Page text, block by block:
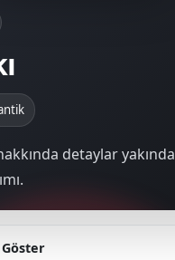
detaylar yakında